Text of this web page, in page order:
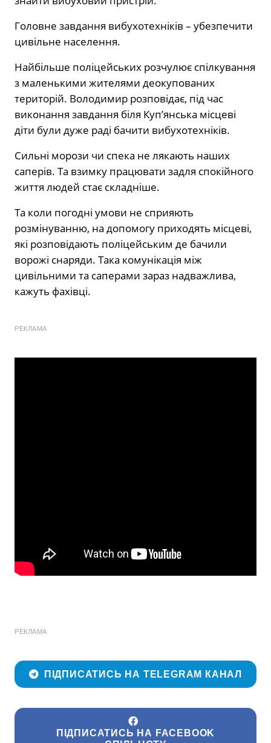
Головне завдання вибухотехніків – убезпечити
цивільне населення.
Найбільше поліцейських розчулює спілкування
з маленькими жителями деокупованих
територій. Володимир розповідає, під час
виконання завдання біля Куп’янська місцеві
діти були дуже раді бачити вибухотехніків.
Сильні морози чи спека не лякають наших
саперів. Та взимку працювати задля спокійного
життя людей стає складніше.
Та коли погодні умови не сприяють
розмінуванню, на допомогу приходять місцеві,
які розповідають поліцейським де бачили
ворожі снаряди. Така комунікація між
цивільними та саперами зараз надважлива,
кажуть фахівці.
РЕКЛАМА
РЕКЛАМА
ПІДПИСАТИСЬ НА TELEGRAM КАНАЛ
ПІДПИСАТИСЬ НА FACEBOOK